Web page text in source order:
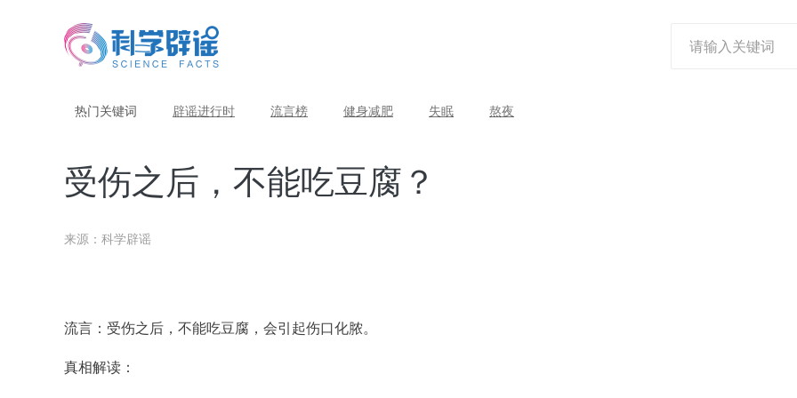
热门关键词 辟谣进行时 流言榜 健身减肥 失眠 熬夜
受伤之后，不能吃豆腐？
来源：科学辟谣
流言：受伤之后，不能吃豆腐，会引起伤口化脓。
真相解读：